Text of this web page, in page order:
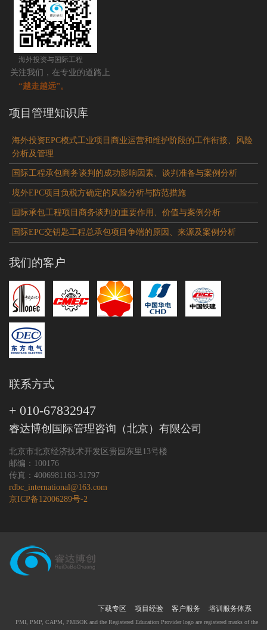
海外投资与国际工程
关注我们，在专业的道路上
“越走越远”。
项目管理知识库
海外投资EPC模式工业项目商业运营和维护阶段的工作衔接、风险
分析及管理
国际工程承包商务谈判的成功影响因素、谈判准备与案例分析
境外EPC项目负税方确定的风险分析与防范措施
国际承包工程项目商务谈判的重要作用、价值与案例分析
国际EPC交钥匙工程总承包项目争端的原因、来源及案例分析
我们的客户
联系方式
+ 010-67832947
睿达博创国际管理咨询（北京）有限公司
北京市北京经济技术开发区贵园东里13号楼
邮编：100176
传真：4006981163-31797
rdbc_international@163.com
京ICP备12006289号-2
下载专区 项目经验 客户服务 培训服务体系
PMI, PMP, CAPM, PMBOK and the Registered Education Provider logo are registered marks of the